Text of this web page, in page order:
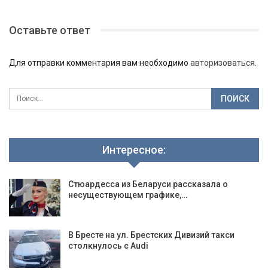
Оставьте ответ
Для отправки комментария вам необходимо авторизоваться
Интересное:
Стюардесса из Беларуси рассказала о
несуществующем графике,…
В Бресте на ул. Брестских Дивизий такси
столкнулось с Audi